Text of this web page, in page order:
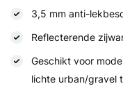
3,5 mm anti-
Reflecterende
Geschikt voor
lichte urban/gravel